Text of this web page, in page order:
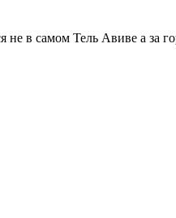
не в самом Тель Авиве а за